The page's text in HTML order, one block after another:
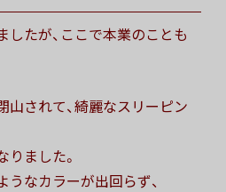
たが、ここで本業のことも
されて、綺麗なスリーピン
ました。
なカラーが出回らず、